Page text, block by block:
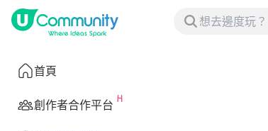
首頁
創作者合作平台